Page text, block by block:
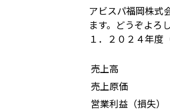
アビスパ福岡株式
ます。どうぞよろ
１．２０２４年
売上高
売上原価
営業利益（損失）